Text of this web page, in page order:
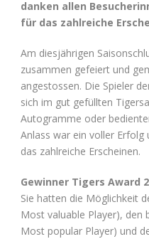
danken allen
für das zahlreiche
Am diesjährigen
zusammen gefeiert und
angestossen. Die Spieler
sich im gut gefüllten
Autogramme oder
Anlass war ein voller
das zahlreiche Erscheinen.
Gewinner Tigers Award
Sie hatten die Möglichkeit
Most valuable Player), den
Most popular Player) und